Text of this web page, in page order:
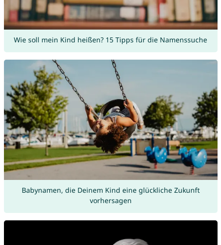
Wie soll mein Kind heißen? 15 Tipps für die Namenssuche
Babynamen, die Deinem Kind eine glückliche Zukunft
vorhersagen